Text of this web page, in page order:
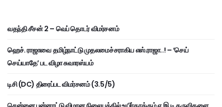
வதந்தி சீசன் 2 – வெப் தொடர் விமர்சனம்
ஹெச். ராஜாவை தமிழ்நாட்டு முதலமைச்சராகிய எஸ்.ராஜா..! – ‘செய்
செய்யாதே’ பட விழா சுவாரஸ்யம்
டிசி (DC) திரைப்பட விமர்சனம் (3.5/5)